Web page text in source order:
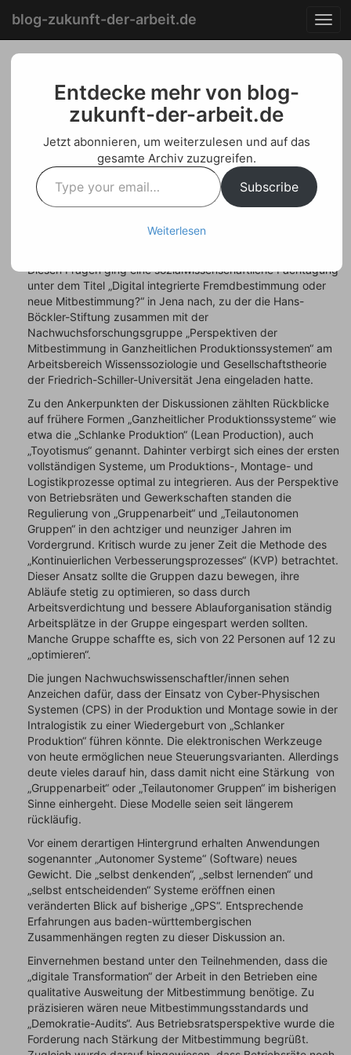
Menu
content
T
o
g
blog-zukunft-der-arbeit.de
Ganzheitliche
Produktionssysteme und
digitale Arbeitswelten
Posted on Welf Schroeter
Trägt der Wandel hin zu „Arbeit 4.0“ dazu bei, bisherige
Bedeutung zu verhelfen? Oder löst die „digitale
Diesen Fragen ging eine sozialwissenschaftliche Fachtagung
unter dem Titel „Digital integrierte Fremdbestimmung oder
neue Mitbestimmung?“ in Jena nach, zu der die Hans-
Böckler-Stiftung zusammen mit der
Nachwuchsforschungsgruppe „Perspektiven der
Mitbestimmung in Ganzheitlichen Produktionssystemen“ am
Arbeitsbereich Wissenssoziologie und Gesellschaftstheorie
der Friedrich-Schiller-Universität Jena eingeladen hatte.
Zu den Ankerpunkten der Diskussionen zählten Rückblicke
auf frühere Formen „Ganzheitlicher Produktionssysteme“ wie
etwa die „Schlanke Produktion“ (Lean Production), auch
„Toyotismus“ genannt. Dahinter verbirgt sich eines der ersten
vollständigen Systeme, um Produktions-, Montage- und
Logistikprozesse optimal zu integrieren. Aus der Perspektive
von Betriebsräten und Gewerkschaften standen die
Regulierung von „Gruppenarbeit“ und „Teilautonomen
Gruppen“ in den achtziger und neunziger Jahren im
Vordergrund. Kritisch wurde zu jener Zeit die Methode des
„Kontinuierlichen Verbesserungsprozesses“ (KVP) betrachtet.
Dieser Ansatz sollte die Gruppen dazu bewegen, ihre
Abläufe stetig zu optimieren, so dass durch
Arbeitsverdichtung und bessere Ablauforganisation ständig
Arbeitsplätze in der Gruppe eingespart werden sollten.
Manche Gruppe schaffte es, sich von 22 Personen auf 12 zu
„optimieren“.
Die jungen Nachwuchswissenschaftler/innen sehen
Anzeichen dafür, dass der Einsatz von Cyber-Physischen
Systemen (CPS) in der Produktion und Montage sowie in der
Intralogistik zu einer Wiedergeburt von „Schlanker
Produktion“ führen könnte. Die elektronischen Werkzeuge
von heute ermöglichen neue Steuerungsvarianten. Allerdings
deute vieles darauf hin, dass damit nicht eine Stärkung von
„Gruppenarbeit“ oder „Teilautonomer Gruppen“ im bisherigen
Sinne einhergeht. Diese Modelle seien seit längerem
rückläufig.
Vor einem derartigen Hintergrund erhalten Anwendungen
sogenannter „Autonomer Systeme“ (Software) neues
Gewicht. Die „selbst denkenden“, „selbst lernenden“ und
„selbst entscheidenden“ Systeme eröffnen einen
veränderten Blick auf bisherige „GPS“. Entsprechende
Erfahrungen aus baden-württembergischen
Zusammenhängen regten zu dieser Diskussion an.
Einvernehmen bestand unter den Teilnehmenden, dass die
„digitale Transformation“ der Arbeit in den Betrieben eine
qualitative Ausweitung der Mitbestimmung benötige. Zu
präzisieren wären neue Mitbestimmungsstandards und
„Demokratie-Audits“. Aus Betriebsratsperspektive wurde die
Forderung nach Stärkung der Mitbestimmung begrüßt.
Entdecke mehr von blog-
zukunft-der-arbeit.de
Jetzt abonnieren, um weiterzulesen und auf das
gesamte Archiv zuzugreifen.
Type
your
email…
Subscribe
Weiterlesen